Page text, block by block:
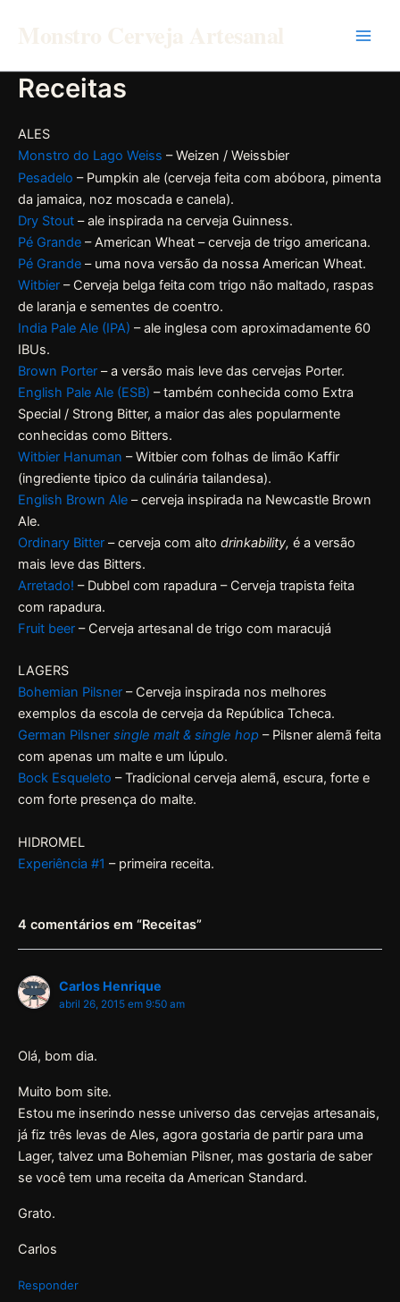
conteúdo
Receitas
ALES
Monstro do Lago Weiss – Weizen / Weissbier
Pesadelo – Pumpkin ale (cerveja feita com abóbora, pimenta
da jamaica, noz moscada e canela).
Dry Stout – ale inspirada na cerveja Guinness.
Pé Grande – American Wheat – cerveja de trigo americana.
Pé Grande – uma nova versão da nossa American Wheat.
Witbier – Cerveja belga feita com trigo não maltado, raspas
de laranja e sementes de coentro.
India Pale Ale (IPA) – ale inglesa com aproximadamente 60
IBUs.
Brown Porter – a versão mais leve das cervejas Porter.
English Pale Ale (ESB) – também conhecida como Extra
Special / Strong Bitter, a maior das ales popularmente
conhecidas como Bitters.
Witbier Hanuman – Witbier com folhas de limão Kaffir
(ingrediente tipico da culinária tailandesa).
English Brown Ale – cerveja inspirada na Newcastle Brown
Ale.
Ordinary Bitter – cerveja com alto drinkability, é a versão
mais leve das Bitters.
Arretado! – Dubbel com rapadura – Cerveja trapista feita
com rapadura.
Fruit beer – Cerveja artesanal de trigo com maracujá
LAGERS
Bohemian Pilsner – Cerveja inspirada nos melhores
exemplos da escola de cerveja da República Tcheca.
German Pilsner single malt & single hop – Pilsner alemã feita
com apenas um malte e um lúpulo.
Bock Esqueleto – Tradicional cerveja alemã, escura, forte e
com forte presença do malte.
HIDROMEL
Experiência #1 – primeira receita.
4 comentários em “Receitas”
Carlos Henrique
abril 26, 2015 em 9:50 am
Olá, bom dia.
Muito bom site.
Estou me inserindo nesse universo das cervejas artesanais,
já fiz três levas de Ales, agora gostaria de partir para uma
Lager, talvez uma Bohemian Pilsner, mas gostaria de saber
se você tem uma receita da American Standard.
Grato.
Carlos
Responder